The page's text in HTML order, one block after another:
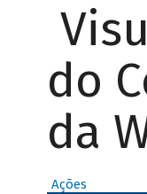
do
da
Ações